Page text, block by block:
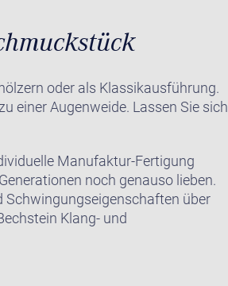
oder als Klassikausführung.
einer Augenweide. Lassen Sie sich
Manufaktur-Fertigung
noch genauso lieben.
Schwingungseigenschaften über
Klang- und